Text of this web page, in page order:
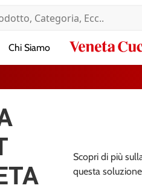
Chi Siamo
Scopri di più
questa